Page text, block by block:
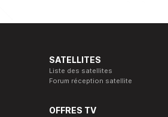
SATELLITES
Liste des satellites
Forum réception satellite
OFFRES TV